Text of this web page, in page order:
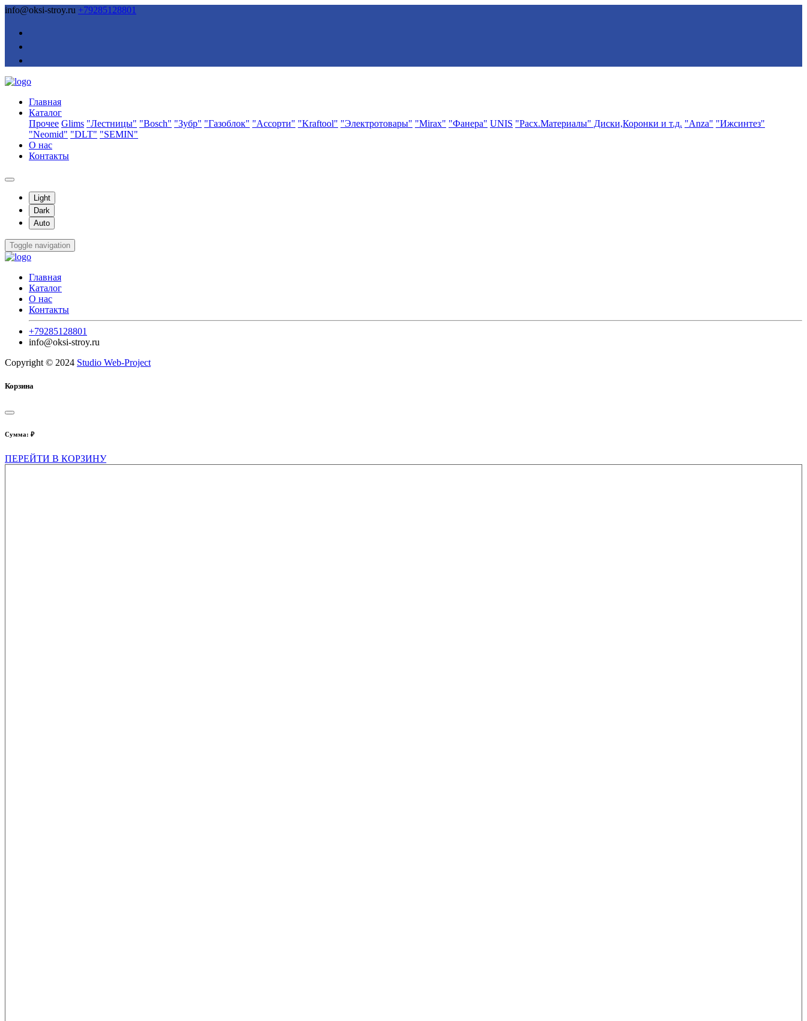
info@oksi-stroy.ru +79285128801
Главная
Каталог
Прочее Glims "Лестницы" "Bosch" "Зубр" "Газоблок" "Ассорти" "Kraftool" "Электротовары" "Mirax" "Фанера" UNIS "Расх.Материалы" Диски,Коронки и т.д. "Anza" "Ижсинтез"
"Neomid" "DLT" "SEMIN"
О нас
Контакты
Light
Dark
Auto
Toggle navigation
Главная
Каталог
О нас
Контакты
+79285128801
info@oksi-stroy.ru
Copyright © 2024 Studio Web-Project
Корзина
Сумма: ₽
ПЕРЕЙТИ В КОРЗИНУ